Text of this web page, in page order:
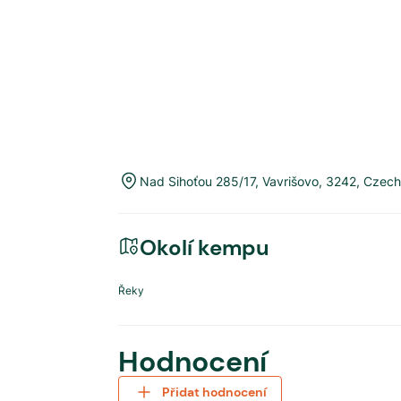
Nad Sihoťou 285/17, Vavrišovo, 3242,
Okolí kempu
Řeky
Hodnocení
Přidat hodnocení